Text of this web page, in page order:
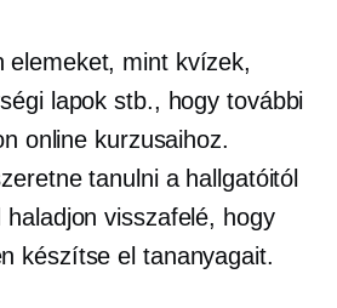
elemeket, mint kvízek,
lapok stb., hogy további
online kurzusaihoz.
tanulni a hallgatóitól
visszafelé, hogy
készítse el tananyagait.